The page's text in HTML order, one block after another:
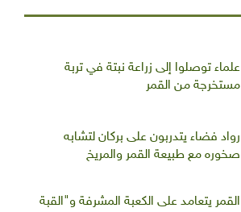
علماء توصلوا إلى زراعة نبتة في تربة
مستخرجة من القمر
رواد فضاء يتدربون على بركان لتشابه
صخوره مع طبيعة القمر والمريخ
القمر يتعامد على الكعبة المشرفة و"القبة